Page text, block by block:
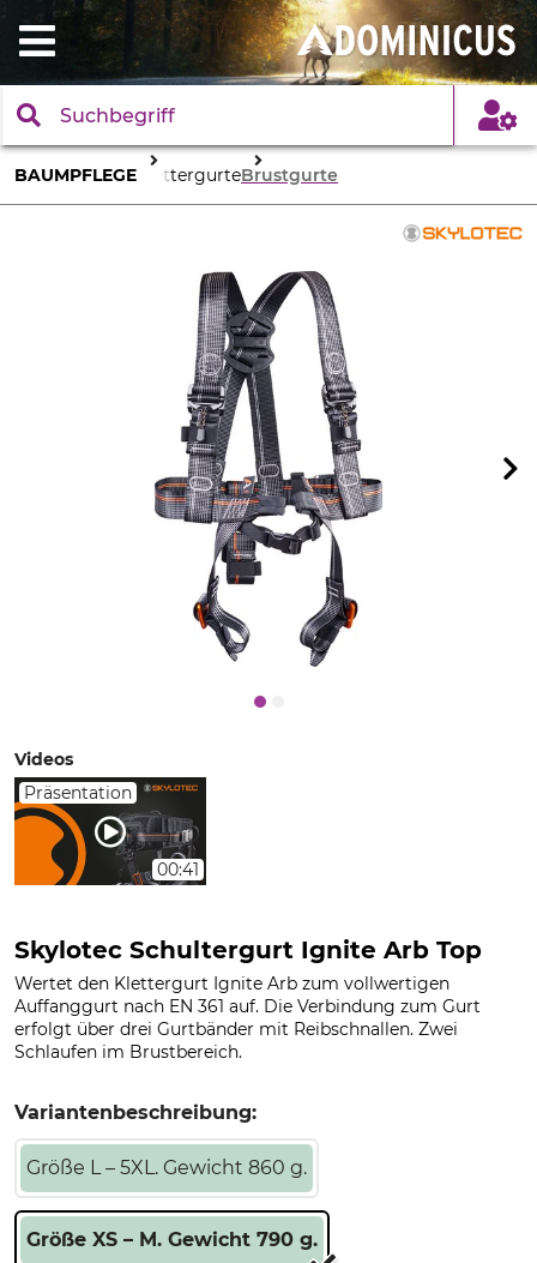
BAUMPFLEGE KlettergurteBrustgurte
Videos
Präsentation
00:41
Skylotec Schultergurt Ignite Arb Top
Wertet den Klettergurt Ignite Arb zum vollwertigen
Auffanggurt nach EN 361 auf. Die Verbindung zum Gurt
erfolgt über drei Gurtbänder mit Reibschnallen. Zwei
Schlaufen im Brustbereich.
Variantenbeschreibung:
Größe L – 5XL. Gewicht 860 g.
Größe XS – M. Gewicht 790 g.